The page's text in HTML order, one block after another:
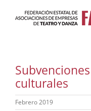
culturales
Febrero 2019